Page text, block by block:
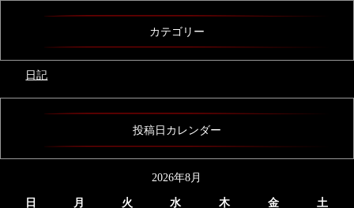
カテゴリー
日記
投稿日カレンダー
2026年8月
日 月 火 水 木 金 土